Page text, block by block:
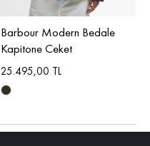
Barbour Modern Bedale
Kapitone Ceket
25.495,00 TL